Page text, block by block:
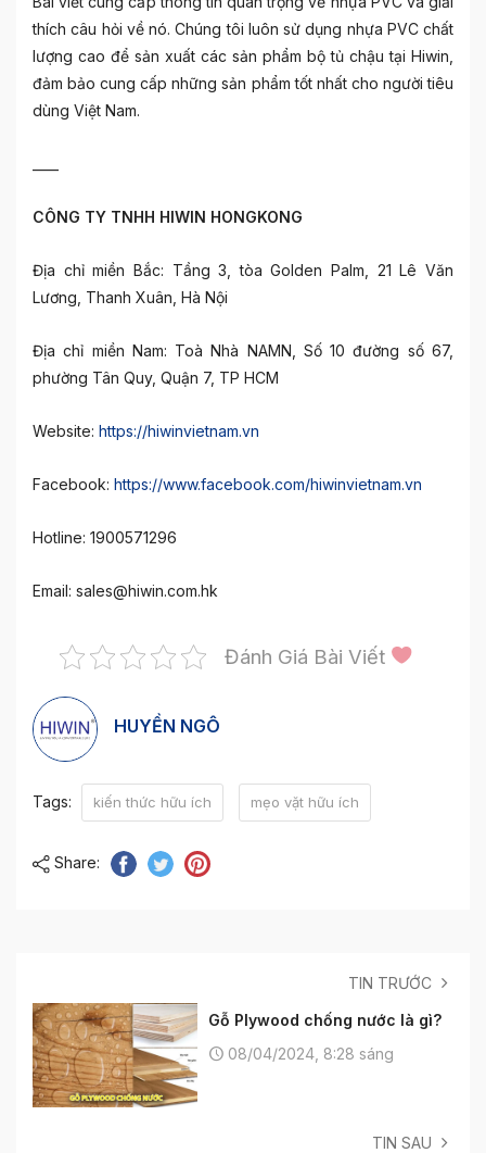
thích câu hỏi về nó. Chúng tôi luôn sử dụng nhựa PVC chất
lượng cao để sản xuất các sản phẩm bộ tủ chậu tại Hiwin,
đảm bảo cung cấp những sản phẩm tốt nhất cho người tiêu
dùng Việt Nam.
CÔNG TY TNHH HIWIN HONGKONG
Địa chỉ miền Bắc: Tầng 3, tòa Golden Palm, 21 Lê Văn
Lương, Thanh Xuân, Hà Nội
Địa chỉ miền Nam: Toà Nhà NAMN, Số 10 đường số 67,
phường Tân Quy, Quận 7, TP HCM
Website: https://hiwinvietnam.vn
Facebook: https://www.facebook.com/hiwinvietnam.vn
Hotline: 1900571296
Email: sales@hiwin.com.hk
Đánh Giá Bài Viết
HUYỀN NGÔ
Tags: kiến thức hữu ích mẹo vặt hữu ích
Share:
TIN TRƯỚC
Gỗ Plywood chống nước là gì?
08/04/2024, 8:28 sáng
TIN SAU